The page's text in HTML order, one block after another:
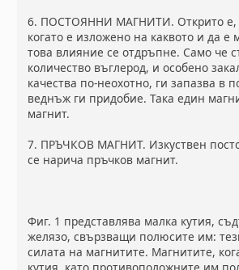
6. ПОСТОЯННИ МАГНИТИ. Открито е,
когато е изложено на каквото и да
това влияние се отдръпне. Само че
количество въглерод, и особено
качества по-неохотно, ги запазва в
веднъж ги придобие. Така един
магнит.
7. ПРЪЧКОВ МАГНИТ. Изкуствен
се нарича пръчков магнит.
Фиг. 1 представлява малка кутия,
желязо, свързващи полюсите им:
силата на магнитите. Магнитите,